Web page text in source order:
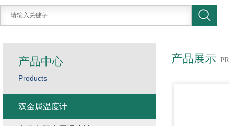
产品展示
产品中心
Products
双金属温度计